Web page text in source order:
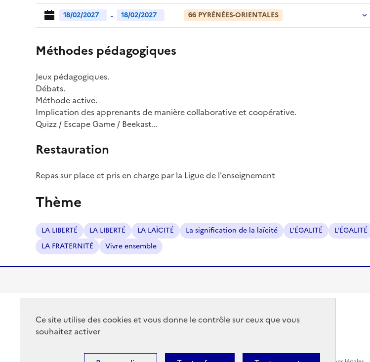
18/02/2027 - 18/02/2027 66 PYRÉNÉES-ORIENTALES
Méthodes pédagogiques
Jeux pédagogiques.
Débats.
Méthode active.
Implication des apprenants de manière collaborative et coopérative.
Quizz / Escape Game / Beekast...
Restauration
Repas sur place et pris en charge par la Ligue de l'enseignement
Thème
LA LIBERTÉ LA LIBERTÉ LA LAÏCITÉ La signification de la laïcité L'ÉGALITÉ
L'ÉGALITÉ
LA FRATERNITÉ
Vivre ensemble
RÉGION
ACADÉMIQUE
Ce site utilise des cookies et vous donne le contrôle sur ceux que vous
souhaitez activer